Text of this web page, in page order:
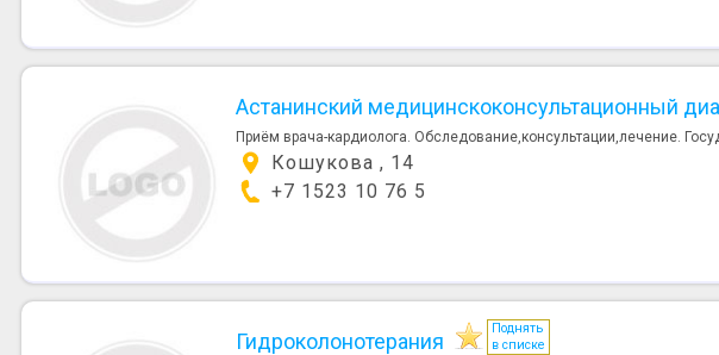
Астанинский медицинскоконсультационный
Приём врача-кардиолога. Обследование,консультации,лечение.
Кошукова , 14
+7 1523 10 76 5
Гидроколонотерания
Поднять
в списке